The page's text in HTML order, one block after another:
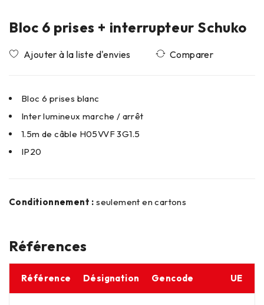
Bloc 6 prises + interrupteur Schuko
Comparer
Bloc 6 prises blanc
Inter lumineux marche / arrêt
1.5m de câble H05VVF 3G1.5
IP20
Conditionnement : seulement en cartons
Références
Référence Désignation Gencode UE